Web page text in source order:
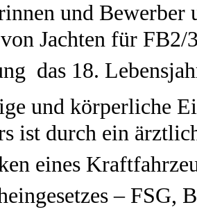
und
Jachten für
das 18.
und körperliche
ist durch ein
eines
–